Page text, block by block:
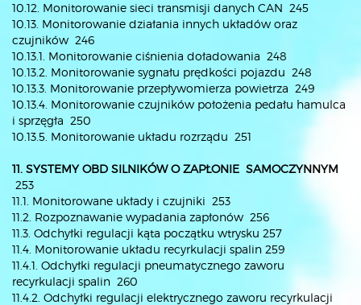
10.12. Monitorowanie sieci transmisji danych CAN 245
10.13. Monitorowanie działania innych układów oraz
czujników 246
10.13.1. Monitorowanie ciśnienia doładowania 248
10.13.2. Monitorowanie sygnału prędkości pojazdu 248
10.13.3. Monitorowanie przepływomierza powietrza 249
10.13.4. Monitorowanie czujników położenia pedału hamulca
i sprzęgła 250
10.13.5. Monitorowanie układu rozrządu 251
11. SYSTEMY OBD SILNIKÓW O ZAPŁONIE SAMOCZYNNYM
253
11.1. Monitorowane układy i czujniki 253
11.2. Rozpoznawanie wypadania zapłonów 256
11.3. Odchyłki regulacji kąta początku wtrysku 257
11.4. Monitorowanie układu recyrkulacji spalin 259
11.4.1. Odchyłki regulacji pneumatycznego zaworu
recyrkulacji spalin 260
11.4.2. Odchyłki regulacji elektrycznego zaworu recyrkulacji